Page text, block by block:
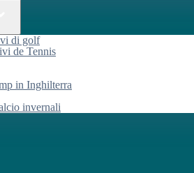
di golf
de Tennis
in Inghilterra
invernali